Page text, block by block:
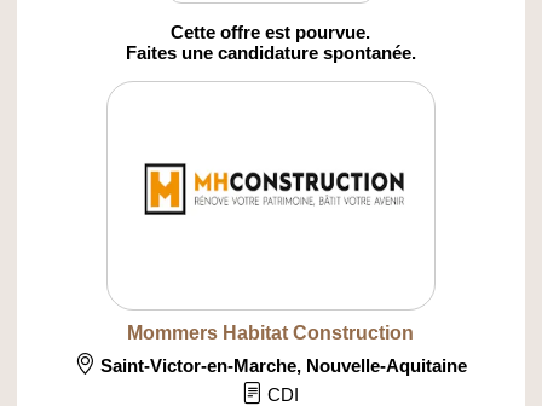
Cette offre est pourvue.
Faites une candidature spontanée.
Mommers Habitat Construction
Saint-Victor-en-Marche, Nouvelle-Aquitaine
CDI